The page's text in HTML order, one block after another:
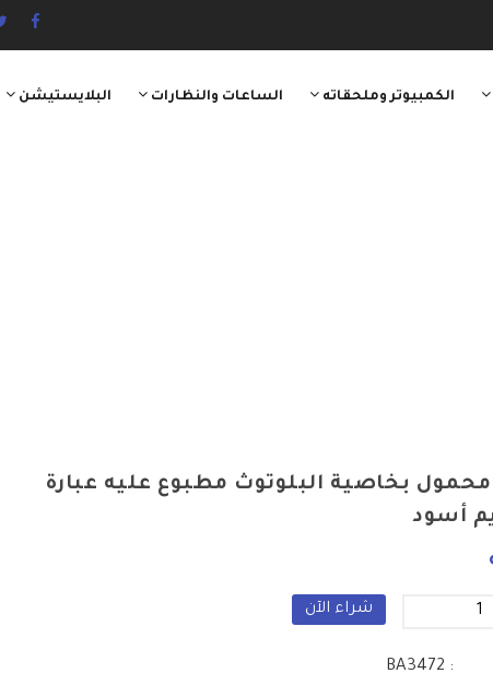
الكمبيوتر وملحقاته الساعات والنظارات البلايستيشن
بخاصية البلوتوث مطبوع عليه عبارة
أسود
شراء الآن
: BA3472